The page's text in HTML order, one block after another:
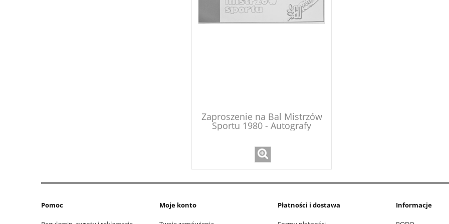
Zaproszenie na Bal Mistrzów
Sportu 1980 - Autografy
"Dziesiątki" - Kozakiewicz,
Malinowski, Kowalczyk,
Wszoła, Kielan, Marszałek,
Ślusarski, Czopek
Pomoc Moje konto Płatności i dostawa Informacje